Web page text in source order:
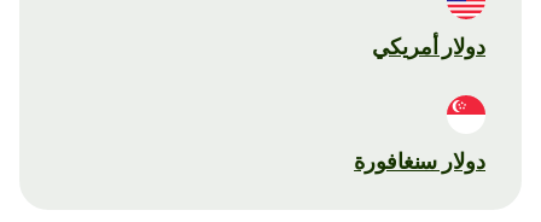
دولار أمريكي
دولار سنغافورة